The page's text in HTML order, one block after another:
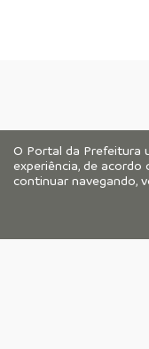
O Portal da Prefeitura
experiência, de acordo
continuar navegando,